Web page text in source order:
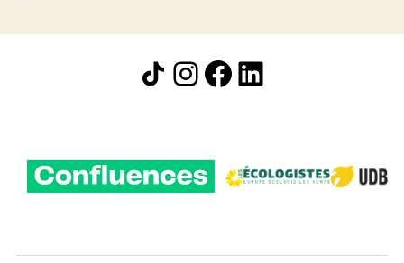
métropole
rennaiseIcône de partage
Instagram
Facebook
LinkedIn